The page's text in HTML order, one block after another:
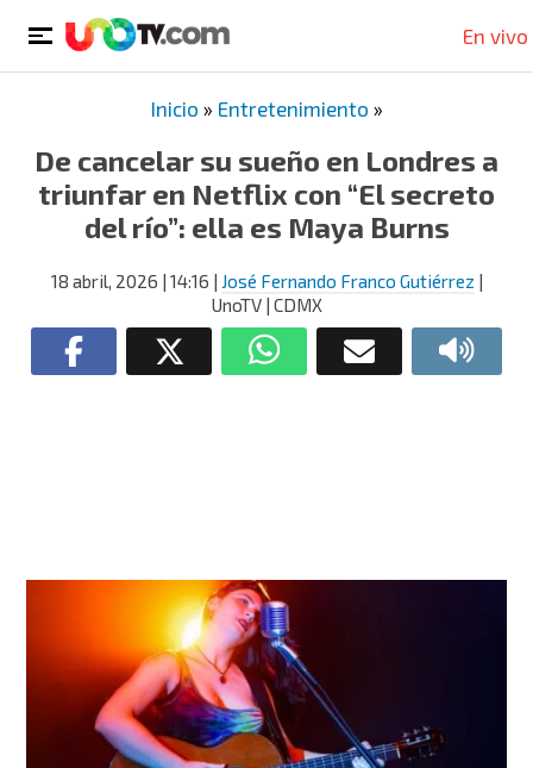
En vivo
Inicio » Entretenimiento »
De cancelar su sueño en Londres a
triunfar en Netflix con “El secreto
del río”: ella es Maya Burns
18 abril, 2026 | 14:16 | José Fernando Franco Gutiérrez |
UnoTV | CDMX